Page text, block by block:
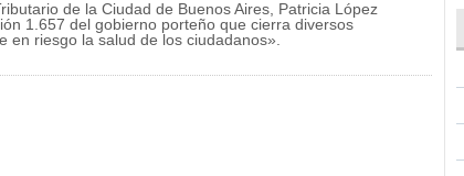
de la Ciudad de Buenos Aires, Patricia López
1.657 del gobierno porteño que cierra diversos
en riesgo la salud de los ciudadanos».